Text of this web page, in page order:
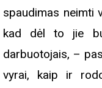
spaudimas neimti
kad dėl to jie
darbuotojais, –
vyrai, kaip ir